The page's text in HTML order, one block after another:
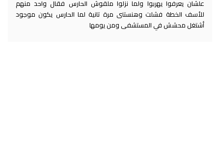
علشان يعرفوا يهربوا ولما نزلوا ملقوش الحارس فقال واحد منهم
للأسف الخطة فشلت وهنستنى مرة تانية لما الحارس يكون موجود
أشتغل محشش في المستشفى ومن يومها